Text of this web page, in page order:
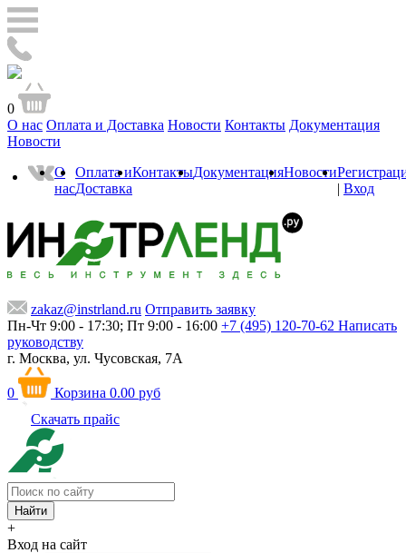
0
О нас Оплата и Доставка Новости Контакты Документация
Новости
О
нас
Оплата и
Доставка
КонтактыДокументацияНовости
| Вход
zakaz@instrland.ru Отправить заявку
Пн-Чт 9:00 - 17:30; Пт 9:00 - 16:00 +7 (495) 120-70-62 Написать
руководству
г. Москва, ул. Чусовская, 7А
0 Корзина 0.00 руб
Скачать прайс
+
Вход на сайт